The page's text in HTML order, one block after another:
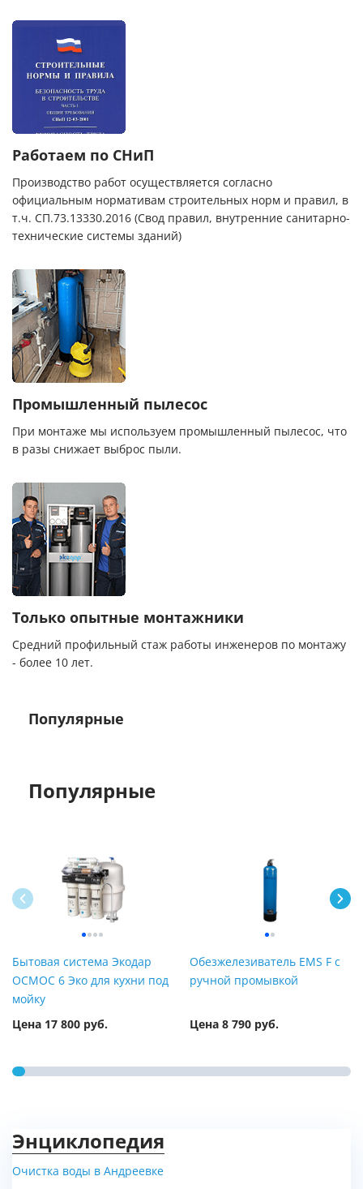
Работаем по СНиП
Производство работ осуществляется согласно
официальным нормативам строительных норм и правил, в
т.ч. СП.73.13330.2016 (Свод правил, внутренние санитарно-
технические системы зданий)
Промышленный пылесос
При монтаже мы используем промышленный пылесос, что
в разы снижает выброс пыли.
Только опытные монтажники
Средний профильный стаж работы инженеров по монтажу
- более 10 лет.
Популярные
Популярные
Бытовая система Экодар
ОСМОС 6 Эко для кухни под
мойку
Цена 17 800 руб.
Обезжелезиватель EMS F с
ручной промывкой
Цена 8 790 руб.
Энциклопедия
Очистка воды в Андреевке